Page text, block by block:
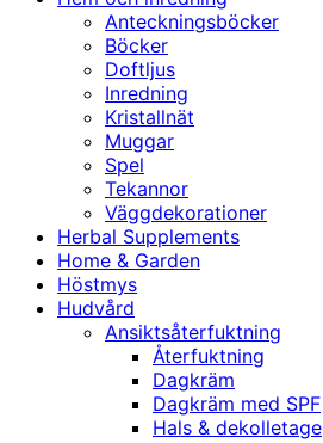
Anteckningsböcker
Böcker
Doftljus
Inredning
Kristallnät
Muggar
Spel
Tekannor
Väggdekorationer
Herbal Supplements
Home & Garden
Höstmys
Hudvård
Ansiktsåterfuktning
Återfuktning
Dagkräm
Dagkräm med SPF
Hals & dekolletage